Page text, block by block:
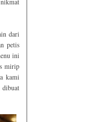
dari
petis
ini
mirip
kami
dibuat